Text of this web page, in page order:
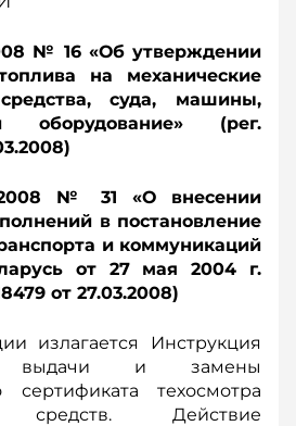
№ 16 «Об утверждении
на механические
суда, машины,
(рег.
№ 31 «О внесении
в постановление
и коммуникаций
от 27 мая 2004 г.
от 27.03.2008)
излагается Инструкция
и замены
сертификата техосмотра
средств. Действие